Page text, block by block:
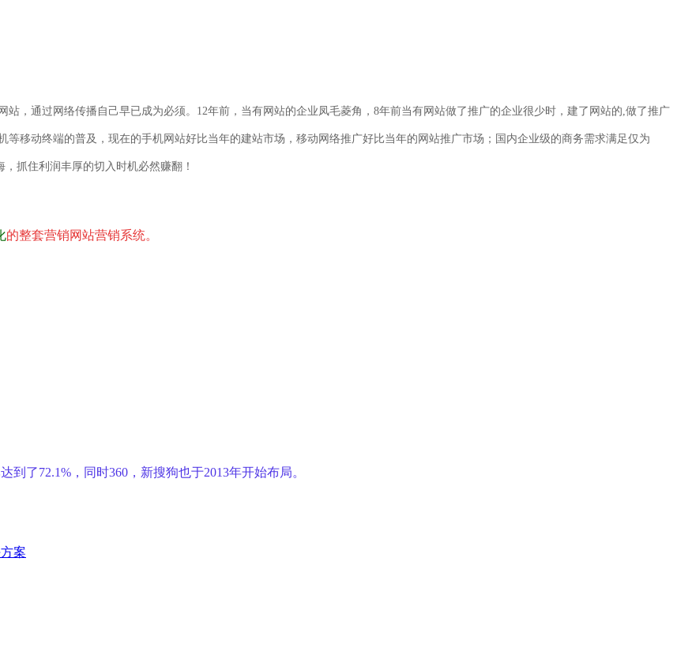
站，通过网络传播自己早已成为必须。12年前，当有网站的企业凤毛菱角，8年前当有网站做了推广的企业很少时， 建了网站的,做了推广
等移动终端的普及，现在的手机网站好比当年的建站市场， 移动网络推广好比当年的网站推广市场； 国内企业级的商务需求满足仅为
，抓住利润丰厚的切入时机必然赚翻 ！
的整套营销网站营销系统。
了72.1%，同时360，新搜狗也于2013年开始布局。
案